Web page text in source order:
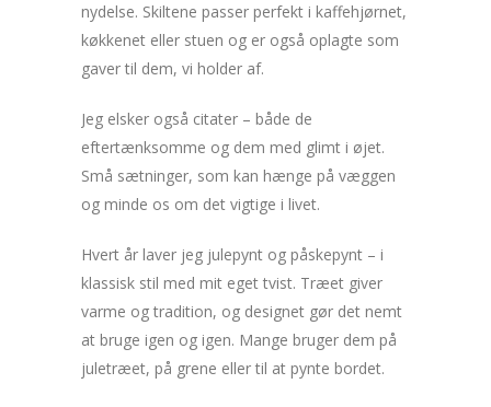
nydelse. Skiltene passer perfekt i kaffehjørnet,
køkkenet eller stuen og er også oplagte som
gaver til dem, vi holder af.
Jeg elsker også citater – både de
eftertænksomme og dem med glimt i øjet.
Små sætninger, som kan hænge på væggen
og minde os om det vigtige i livet.
Hvert år laver jeg julepynt og påskepynt – i
klassisk stil med mit eget tvist. Træet giver
varme og tradition, og designet gør det nemt
at bruge igen og igen. Mange bruger dem på
juletræet, på grene eller til at pynte bordet.